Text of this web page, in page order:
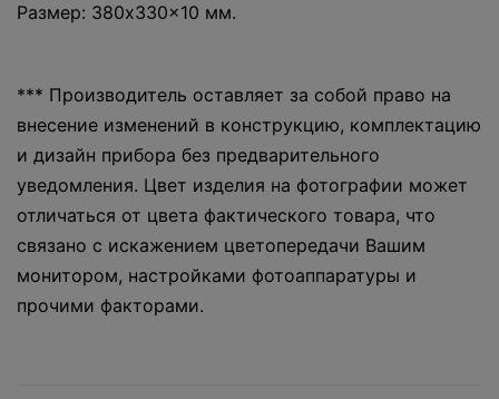
Размер: 380x330x10 мм.
*** Производитель оставляет за собой право на
внесение изменений в конструкцию, комплектацию
и дизайн прибора без предварительного
уведомления. Цвет изделия на фотографии может
отличаться от цвета фактического товара, что
связано с искажением цветопередачи Вашим
монитором, настройками фотоаппаратуры и
прочими факторами.